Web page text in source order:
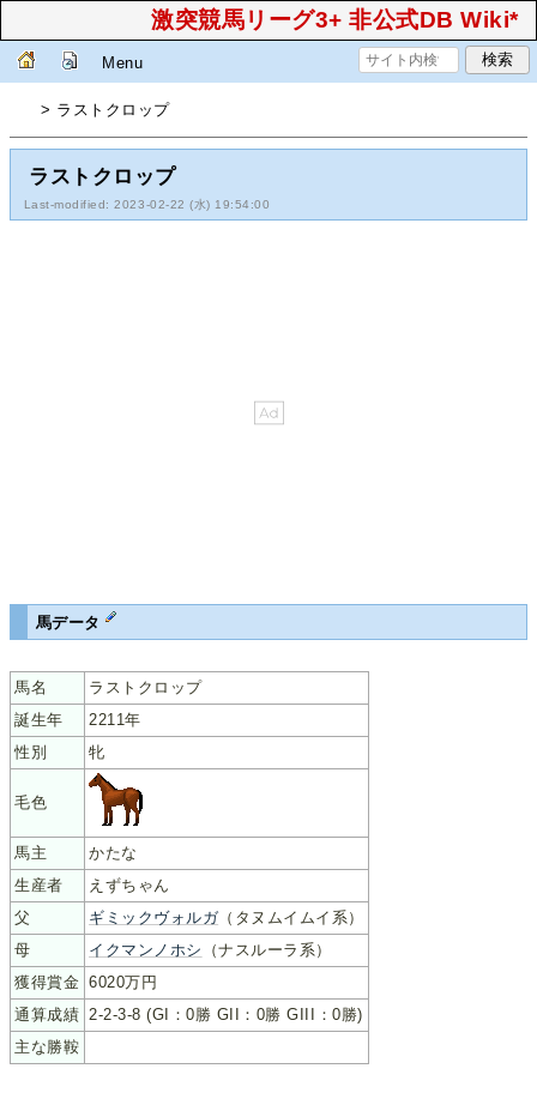
激突競馬リーグ3+ 非公式DB Wiki*
Menu
> ラストクロップ
ラストクロップ
Last-modified: 2023-02-22 (水) 19:54:00
馬データ
馬名
ラストクロップ
誕生年
2211年
性別
牝
毛色
馬主
かたな
生産者
えずちゃん
父
ギミックヴォルガ（タヌムイムイ系）
母
イクマンノホシ
（ナスルーラ系）
獲得賞金 6020万円
通算成績 2-2-3-8 (GI：0勝 GII：0勝 GIII：0勝)
主な勝鞍